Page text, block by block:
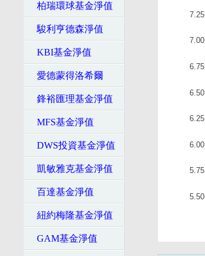
柏瑞環球基金淨值
駿利亨德森淨值
KBI基金淨值
愛德蒙得洛希爾
鋒裕匯理基金淨值
MFS基金淨值
DWS投資基金淨值
凱敏雅克基金淨值
百達基金淨值
紐約梅隆基金淨值
GAM基金淨值
5.50
5.75
6.00
6.25
6.50
6.75
7.00
7.25